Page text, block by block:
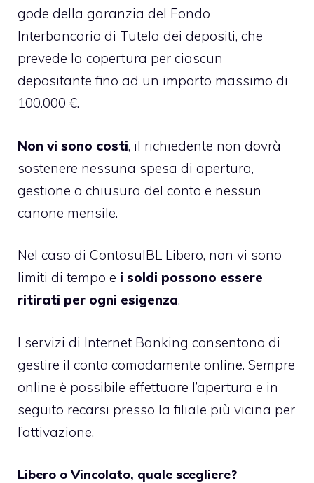
gode della garanzia del Fondo
Interbancario di Tutela dei depositi, che
prevede la copertura per ciascun
depositante fino ad un importo massimo di
100.000 €.
Non vi sono costi, il richiedente non dovrà
sostenere nessuna spesa di apertura,
gestione o chiusura del conto e nessun
canone mensile.
Nel caso di ContosuIBL Libero, non vi sono
limiti di tempo e i soldi possono essere
ritirati per ogni esigenza.
I servizi di Internet Banking consentono di
gestire il conto comodamente online. Sempre
online è possibile effettuare l’apertura e in
seguito recarsi presso la filiale più vicina per
l’attivazione.
Libero o Vincolato, quale scegliere?